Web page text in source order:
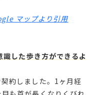
マップより引用
た歩き方ができるよ
約しました。1ヶ月経